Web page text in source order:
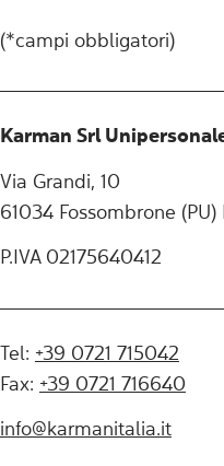
(*campi obbligatori)
Karman Srl
Via Grandi, 10
61034 Fossombrone (PU)
P.IVA 02175640412
Tel: +39 0721 715042
Fax: +39 0721 716640
info@karmanitalia.it